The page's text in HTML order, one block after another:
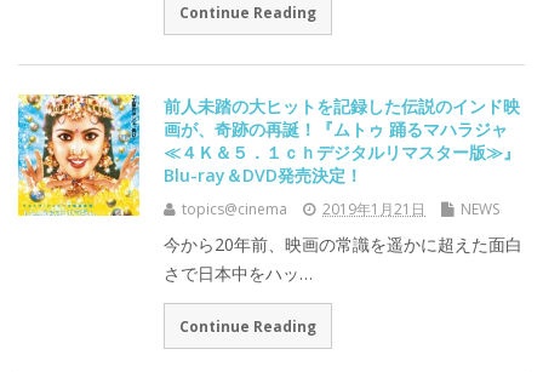
Continue Reading
前人未踏の大ヒットを記録した伝説のインド映
画が、奇跡の再誕！『ムトゥ 踊るマハラジャ
≪４Ｋ＆５．１ｃｈデジタルリマスター版≫』
Blu-ray＆DVD発売決定！
topics@cinema 2019年1月21日 NEWS
今から20年前、映画の常識を遥かに超えた面白
さで日本中をハッ…
Continue Reading